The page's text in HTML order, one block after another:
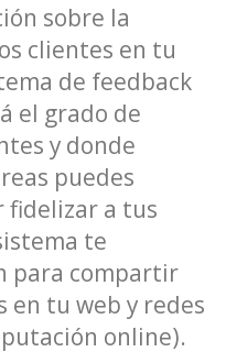
sobre la
clientes en tu
de feedback
el grado de
y donde
puedes
fidelizar a tus
te
para compartir
en tu web y redes
online).